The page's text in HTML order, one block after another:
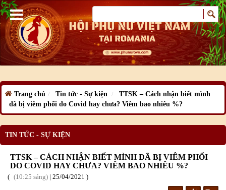
Trang chủ Tin tức - Sự kiện
TTSK – Cách nhận biết mình
đã bị viêm phổi do Covid hay chưa? Viêm bao nhiêu %?
TIN TỨC - SỰ KIỆN
TTSK – CÁCH NHẬN BIẾT MÌNH ĐÃ BỊ VIÊM PHỔI
DO COVID HAY CHƯA? VIÊM BAO NHIÊU %?
10:25 sáng | 25/04/2021